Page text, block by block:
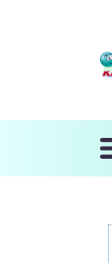
МЕСЯЦ
УЧИТСЯ
ПОСЛЕ
К